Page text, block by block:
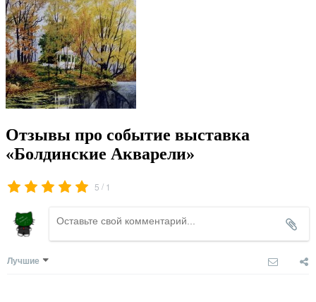
Отзывы про событие выставка
«Болдинские Акварели»
5 / 1
Лучшие